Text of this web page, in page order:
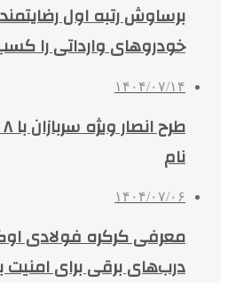
برساوش رتبه اول
خودروهای وارداتی را
۱۴۰۴/۰۷/۱۴
نام
۱۴۰۴/۰۷/۰۶
درب‌های برقی برای امنیت